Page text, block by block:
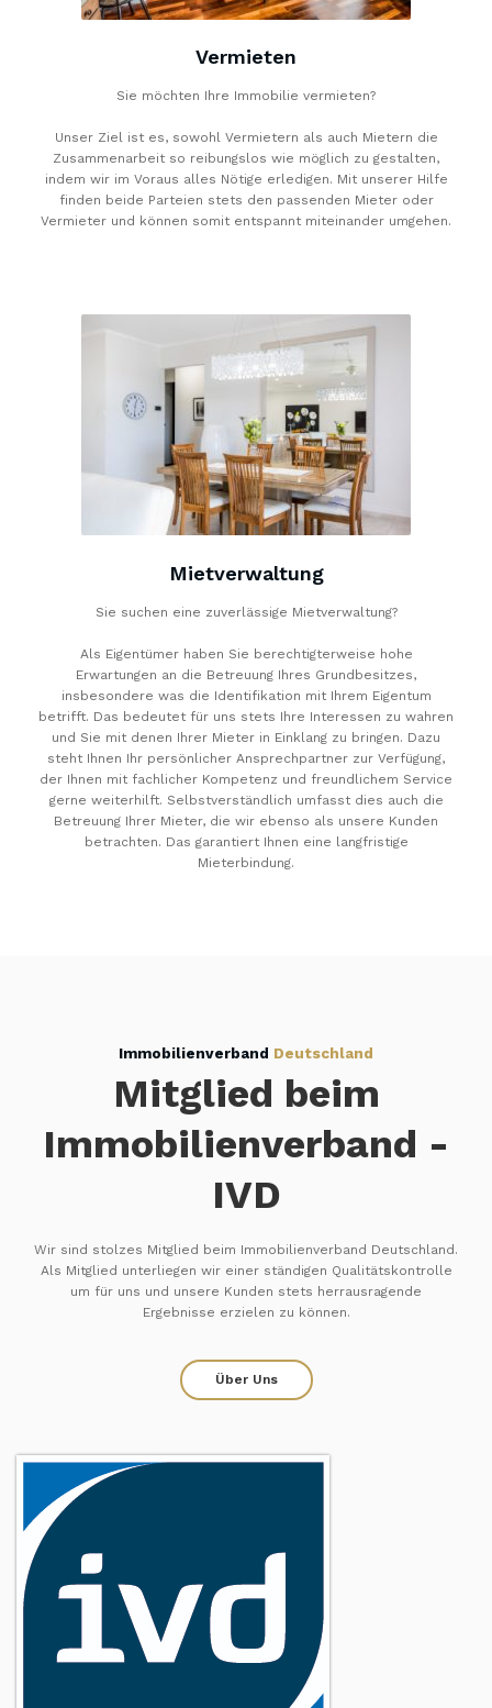
Vermieten
Sie möchten Ihre Immobilie vermieten?
Unser Ziel ist es, sowohl Vermietern als auch Mietern die
Zusammenarbeit so reibungslos wie möglich zu gestalten,
indem wir im Voraus alles Nötige erledigen. Mit unserer Hilfe
finden beide Parteien stets den passenden Mieter oder
Vermieter und können somit entspannt miteinander umgehen.
Mietverwaltung
Sie suchen eine zuverlässige Mietverwaltung?
Als Eigentümer haben Sie berechtigterweise hohe
Erwartungen an die Betreuung Ihres Grundbesitzes,
insbesondere was die Identifikation mit Ihrem Eigentum
betrifft. Das bedeutet für uns stets Ihre Interessen zu wahren
und Sie mit denen Ihrer Mieter in Einklang zu bringen. Dazu
steht Ihnen Ihr persönlicher Ansprechpartner zur Verfügung,
der Ihnen mit fachlicher Kompetenz und freundlichem Service
gerne weiterhilft. Selbstverständlich umfasst dies auch die
Betreuung Ihrer Mieter, die wir ebenso als unsere Kunden
betrachten. Das garantiert Ihnen eine langfristige
Mieterbindung.
Immobilienverband Deutschland
Mitglied beim
Immobilienverband -
IVD
Wir sind stolzes Mitglied beim Immobilienverband Deutschland.
Als Mitglied unterliegen wir einer ständigen Qualitätskontrolle
um für uns und unsere Kunden stets herrausragende
Ergebnisse erzielen zu können.
Über Uns